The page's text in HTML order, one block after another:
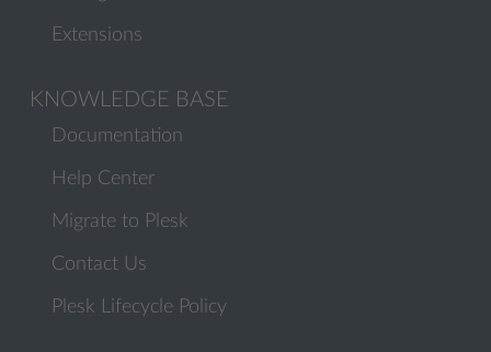
Extensions
KNOWLEDGE BASE
Documentation
Help Center
Migrate to Plesk
Contact Us
Plesk Lifecycle Policy